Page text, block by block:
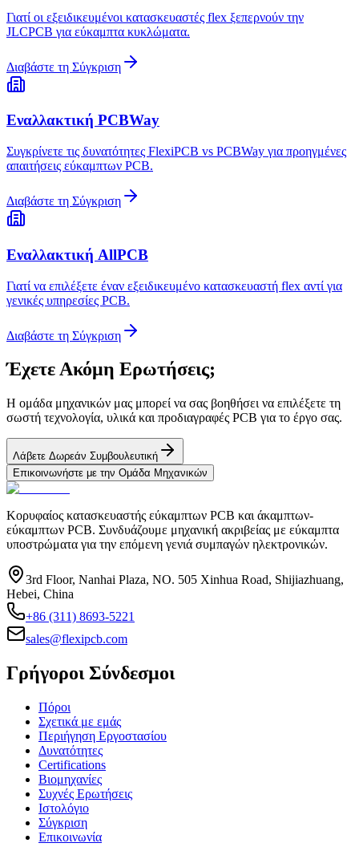
Γιατί οι εξειδικευμένοι κατασκευαστές flex ξεπερνούν την
JLCPCB για εύκαμπτα κυκλώματα.
Διαβάστε τη Σύγκριση
Εναλλακτική PCBWay
Συγκρίνετε τις δυνατότητες FlexiPCB vs PCBWay για προηγμένες
απαιτήσεις εύκαμπτων PCB.
Διαβάστε τη Σύγκριση
Εναλλακτική AllPCB
Γιατί να επιλέξετε έναν εξειδικευμένο κατασκευαστή flex αντί για
γενικές υπηρεσίες PCB.
Διαβάστε τη Σύγκριση
Έχετε Ακόμη Ερωτήσεις;
Η ομάδα μηχανικών μας μπορεί να σας βοηθήσει να επιλέξετε τη
σωστή τεχνολογία, υλικά και προδιαγραφές PCB για το έργο σας.
Λάβετε Δωρεάν Συμβουλευτική
Επικοινωνήστε με την Ομάδα Μηχανικών
Κορυφαίος κατασκευαστής εύκαμπτων PCB και άκαμπτων-
εύκαμπτων PCB. Συνδυάζουμε μηχανική ακριβείας με εύκαμπτα
υποστρώματα για την επόμενη γενιά συμπαγών ηλεκτρονικών.
3rd Floor, Nanhai Plaza, NO. 505 Xinhua Road, Shijiazhuang,
Hebei, China
+86 (311) 8693-5221
sales@flexipcb.com
Γρήγοροι Σύνδεσμοι
Πόροι
Σχετικά με εμάς
Περιήγηση Εργοστασίου
Δυνατότητες
Certifications
Βιομηχανίες
Συχνές Ερωτήσεις
Ιστολόγιο
Σύγκριση
Επικοινωνία